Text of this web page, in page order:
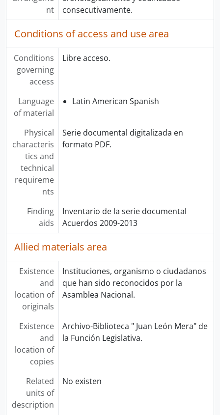
nt
consecutivamente.
Conditions of access and use area
Conditions
governing
access
Libre acceso.
Language
of material
Latin American Spanish
Physical
characteris
tics and
technical
requireme
nts
Serie documental digitalizada en
formato PDF.
Finding
aids
Inventario de la serie documental
Acuerdos 2009-2013
Allied materials area
Existence
and
location of
originals
Instituciones, organismo o ciudadanos
que han sido reconocidos por la
Asamblea Nacional.
Existence
and
location of
copies
Archivo-Biblioteca " Juan León Mera" de
la Función Legislativa.
Related
units of
description
No existen